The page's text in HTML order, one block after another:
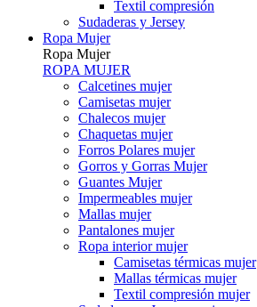
Textil compresión
Sudaderas y Jersey
Ropa Mujer
Ropa Mujer
ROPA MUJER
Calcetines mujer
Camisetas mujer
Chalecos mujer
Chaquetas mujer
Forros Polares mujer
Gorros y Gorras Mujer
Guantes Mujer
Impermeables mujer
Mallas mujer
Pantalones mujer
Ropa interior mujer
Camisetas térmicas mujer
Mallas térmicas mujer
Textil compresión mujer